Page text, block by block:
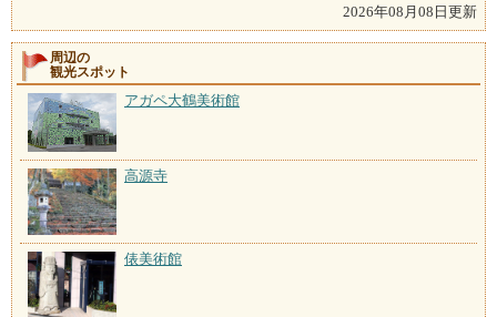
2026年08月08日更新
周辺の
観光スポット
アガペ大鶴美術館
高源寺
俵美術館